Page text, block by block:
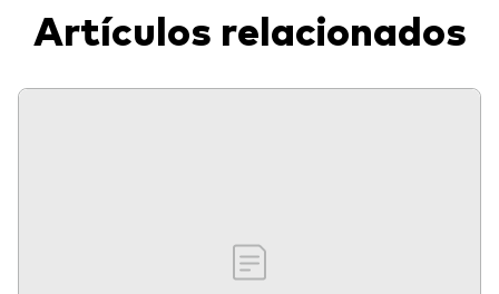
Artículos relacionados